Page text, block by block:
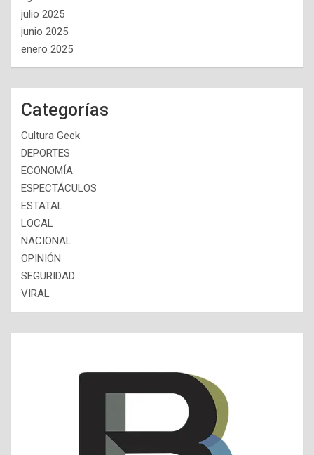
julio 2025
junio 2025
enero 2025
Categorías
Cultura Geek
DEPORTES
ECONOMÍA
ESPECTÁCULOS
ESTATAL
LOCAL
NACIONAL
OPINIÓN
SEGURIDAD
VIRAL